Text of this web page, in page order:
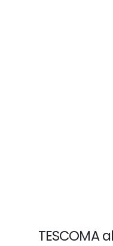
TESCOMA